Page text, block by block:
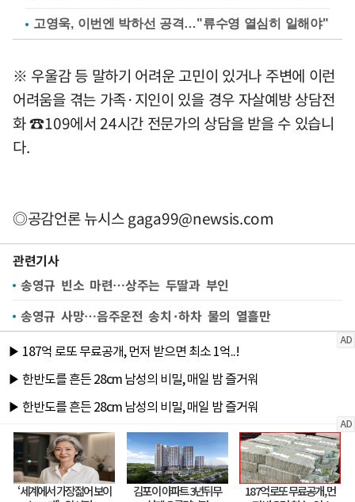
고영욱, 이번엔 박하선 공격…"류수영 열심히 일해야"
※ 우울감 등 말하기 어려운 고민이 있거나 주변에 이런
어려움을 겪는 가족·지인이 있을 경우 자살예방 상담전
화 ☎109에서 24시간 전문가의 상담을 받을 수 있습니
다.
◎공감언론 뉴시스gaga99@newsis.com
관련기사
송영규 빈소 마련…상주는 두딸과 부인
송영규 사망…음주운전 송치·하차 물의 열흘만